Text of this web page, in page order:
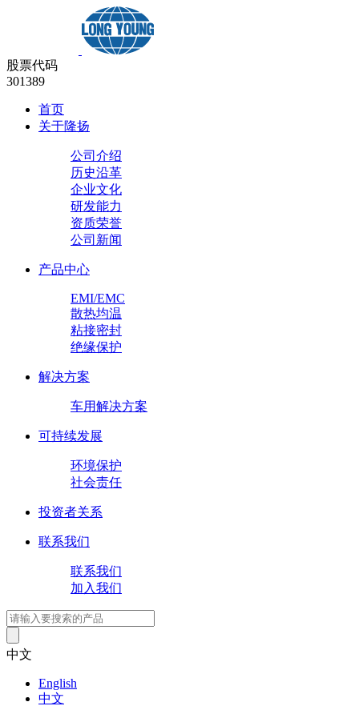
股票代码
301389
首页
关于隆扬
公司介绍
历史沿革
企业文化
研发能力
资质荣誉
公司新闻
产品中心
EMI/EMC
散热均温
粘接密封
绝缘保护
解决方案
车用解决方案
可持续发展
环境保护
社会责任
投资者关系
联系我们
联系我们
加入我们
中文
English
中文